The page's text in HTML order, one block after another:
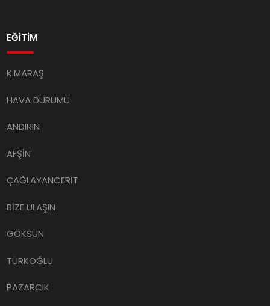
EĞİTİM
K.MARAŞ
HAVA DURUMU
ANDIRIN
AFŞİN
ÇAĞLAYANCERİT
BİZE ULAŞIN
GÖKSUN
TÜRKOĞLU
PAZARCIK